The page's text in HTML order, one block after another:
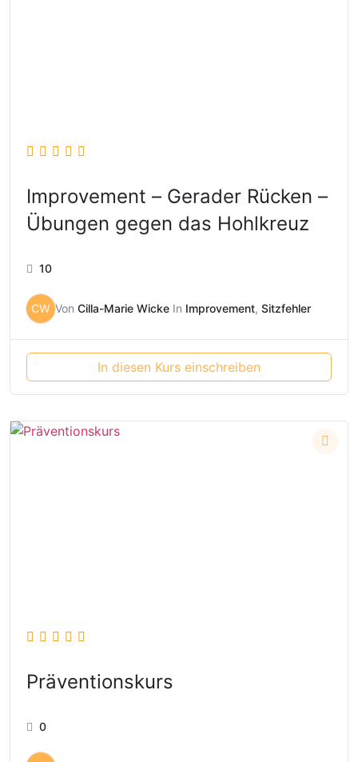
Improvement – Gerader Rücken –
Übungen gegen das Hohlkreuz
10
CW Von Cilla-Marie Wicke In Improvement, Sitzfehler
In diesen Kurs einschreiben
Präventionskurs
0